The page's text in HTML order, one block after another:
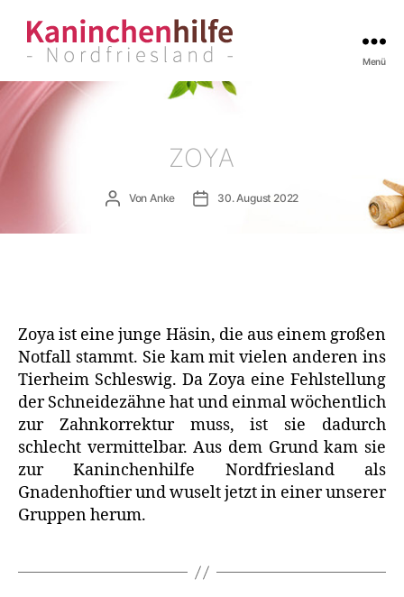
Nordfriesland
Menü
ZOYA
Beitragsautor
VonAnke Veröffentlichungsdatum
30. August 2022
Zoya ist eine junge Häsin, die aus einem großen
Notfall stammt. Sie kam mit vielen anderen ins
Tierheim Schleswig. Da Zoya eine Fehlstellung
der Schneidezähne hat und einmal wöchentlich
zur Zahnkorrektur muss, ist sie dadurch
schlecht vermittelbar. Aus dem Grund kam sie
zur Kaninchenhilfe Nordfriesland als
Gnadenhoftier und wuselt jetzt in einer unserer
Gruppen herum.